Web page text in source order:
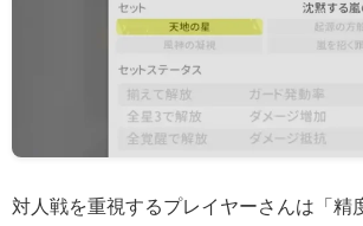
対人戦を重視するプレイヤーさんは「精